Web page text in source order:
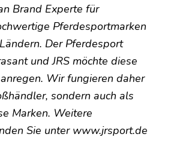
Brand Experte für
Pferdesportmarken
Der Pferdesport
und JRS möchte diese
Wir fungieren daher
sondern auch als
Marken. Weitere
Sie unter www.jrsport.de